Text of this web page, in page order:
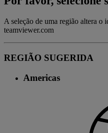
A seleção de uma região altera o
teamviewer.com
REGIÃO SUGERIDA
Americas